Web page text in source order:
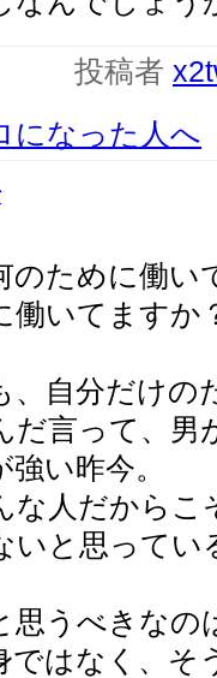
投稿者
になった人へ
のために働い
働いてますか
、自分だけ
だ言って、男
い昨今。
な人だからこ
いと思ってい
思うべきなの
ではなく、そ